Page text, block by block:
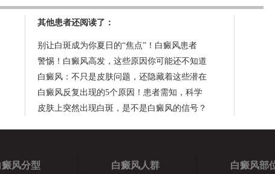
其他患者还阅读了：
别让白斑成为你夏日的“焦点”！白癜风患者
警惕！白癜风高发，这些原因你可能还不知道
白癜风：不只是皮肤问题，还隐藏着这些潜在
白癜风反复出现的5个原因！患者需知，科学
皮肤上突然出现白斑，是不是白癜风的信号？
癜风分型 白癜风人群 白癜风部